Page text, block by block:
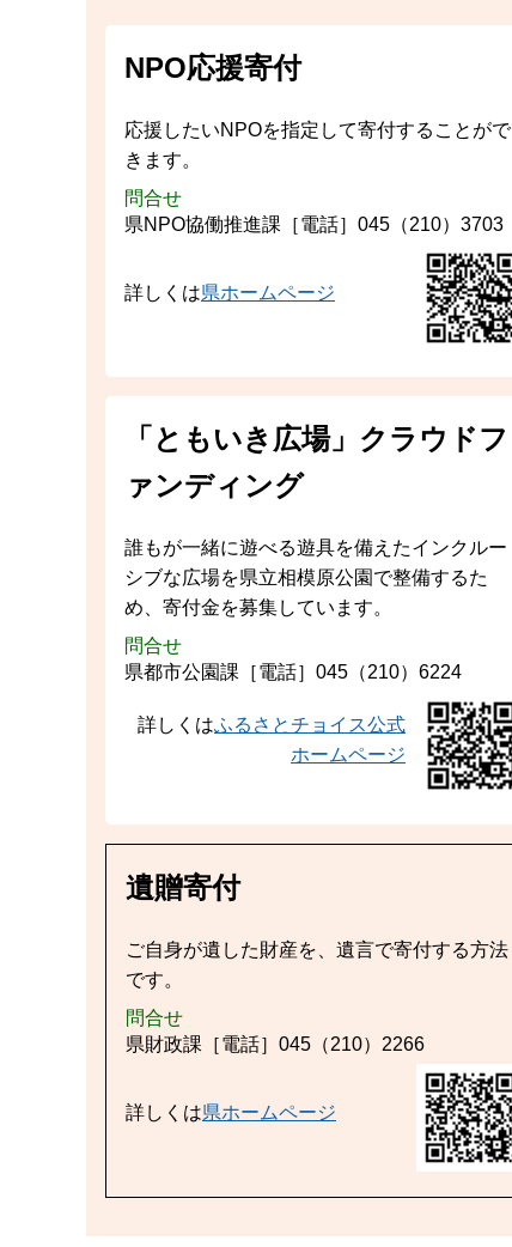
NPO応援寄付
応援したいNPOを指定して寄付することがで
きます。
問合せ
県NPO協働推進課［電話］045（210）3703
詳しくは県ホームページ
「ともいき広場」クラウドフ
ァンディング
誰もが一緒に遊べる遊具を備えたインクルー
シブな広場を県立相模原公園で整備するた
め、寄付金を募集しています。
問合せ
県都市公園課［電話］045（210）6224
詳しくはふるさとチョイス公式
ホームページ
遺贈寄付
ご自身が遺した財産を、遺言で寄付する方法
です。
問合せ
県財政課［電話］045（210）2266
詳しくは県ホームページ